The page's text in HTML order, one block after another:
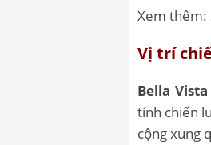
Xem thêm:
Vị trí
Bella Vista
tính chiến
cộng xung